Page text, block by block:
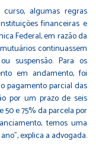
algumas regras
financeiras e
Federal, em razão da
continuassem
suspensão. Para os
em andamento, foi
pagamento parcial das
por um prazo de seis
50 e 75% da parcela por
temos uma
explica a advogada.